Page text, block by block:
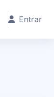
Entrar